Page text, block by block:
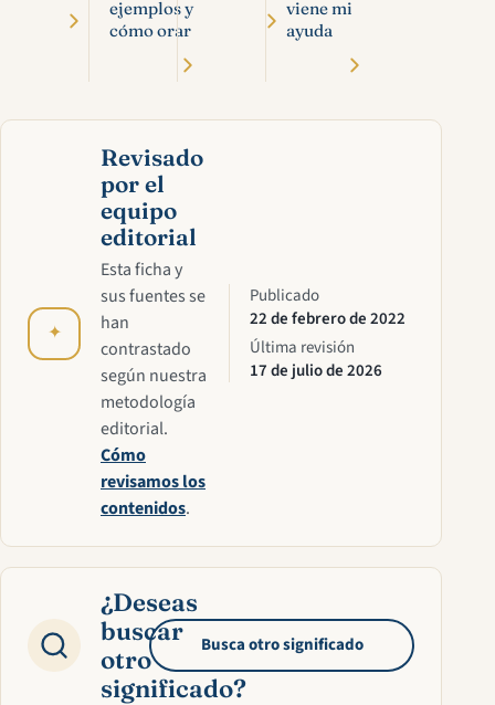
ejemplos y
cómo orar
viene mi
ayuda
✦
Revisado
por el
equipo
editorial
Esta ficha y
sus fuentes se
han
contrastado
según nuestra
metodología
editorial.
Cómo
revisamos los
contenidos.
Publicado
22 de febrero de 2022
Última revisión
17 de julio de 2026
¿Deseas
buscar
otro
significado?
Busca otro significado